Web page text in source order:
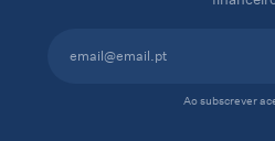
Ao subscrever